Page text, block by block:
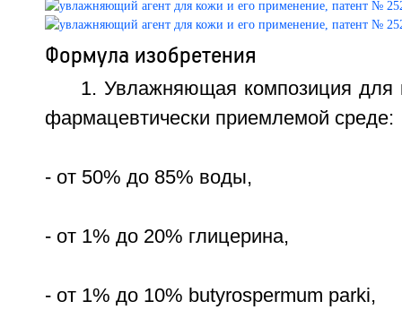
Формула изобретения
1. Увлажняющая композиция
фармацевтически приемлемой среде:
- от 50% до 85% воды,
- от 1% до 20% глицерина,
- от 1% до 10% butyrospermum parki,